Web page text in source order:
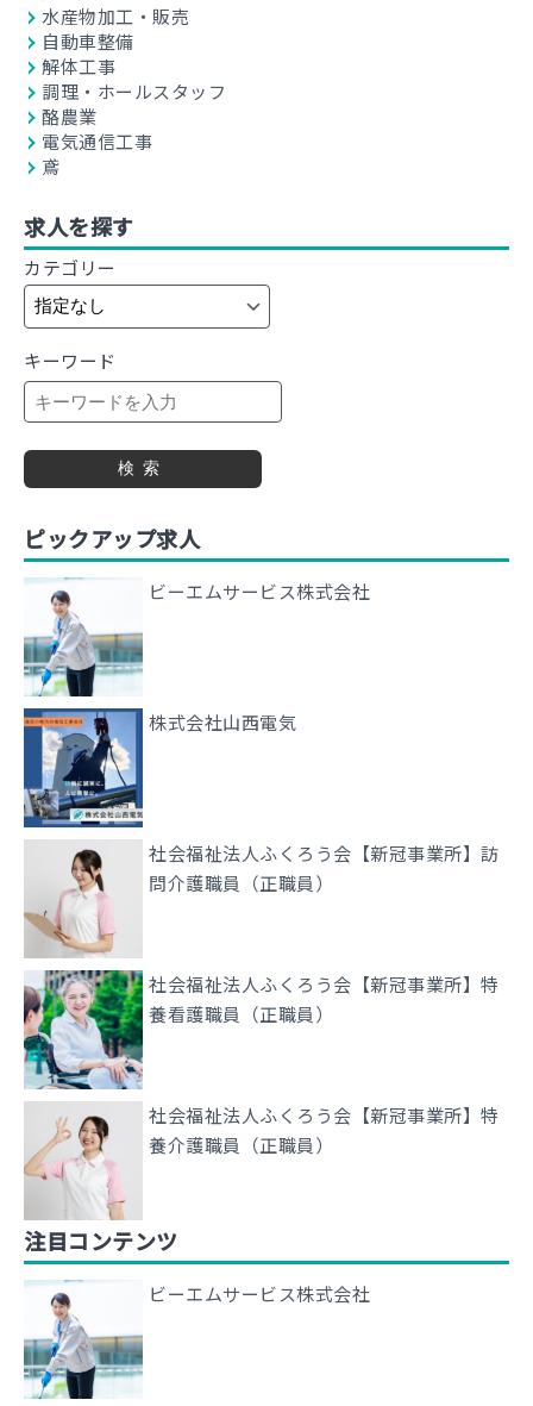
水産物加工・販売
自動車整備
解体工事
調理・ホールスタッフ
酪農業
電気通信工事
鳶
求人を探す
カテゴリー
キーワード
検索
ピックアップ求人
ビーエムサービス株式会社
株式会社山西電気
社会福祉法人ふくろう会【新冠事業所】訪
問介護職員（正職員）
社会福祉法人ふくろう会【新冠事業所】特
養看護職員（正職員）
社会福祉法人ふくろう会【新冠事業所】特
養介護職員（正職員）
注目コンテンツ
ビーエムサービス株式会社